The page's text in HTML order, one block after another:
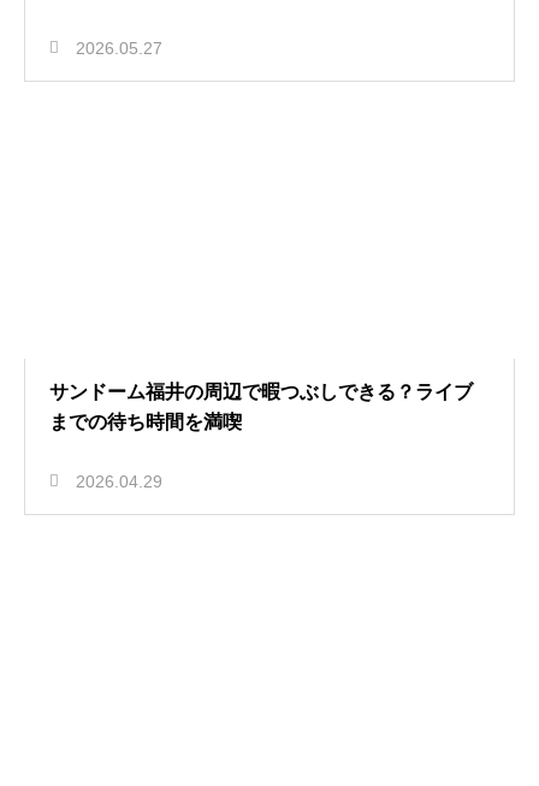
2026.05.27
サンドーム福井の周辺で暇つぶしできる？ライブ
までの待ち時間を満喫
2026.04.29